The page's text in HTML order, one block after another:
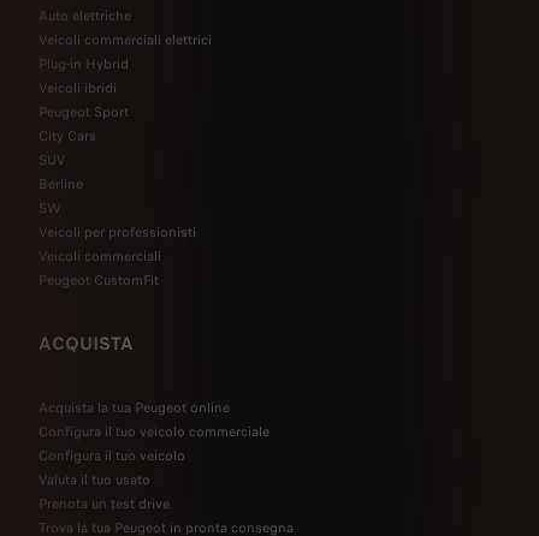
Auto elettriche
Veicoli commerciali elettrici
Plug-in Hybrid
Veicoli ibridi
Peugeot Sport
City Cars
SUV
Berline
SW
Veicoli per professionisti
Veicoli commerciali
Peugeot CustomFit
ACQUISTA
Acquista la tua Peugeot online
Configura il tuo veicolo commerciale
Configura il tuo veicolo
Valuta il tuo usato
Prenota un test drive
Trova la tua Peugeot in pronta consegna